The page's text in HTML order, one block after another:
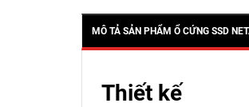
MÔ TẢ SẢN PHẨM Ổ CỨNG SSD
Thiết kế